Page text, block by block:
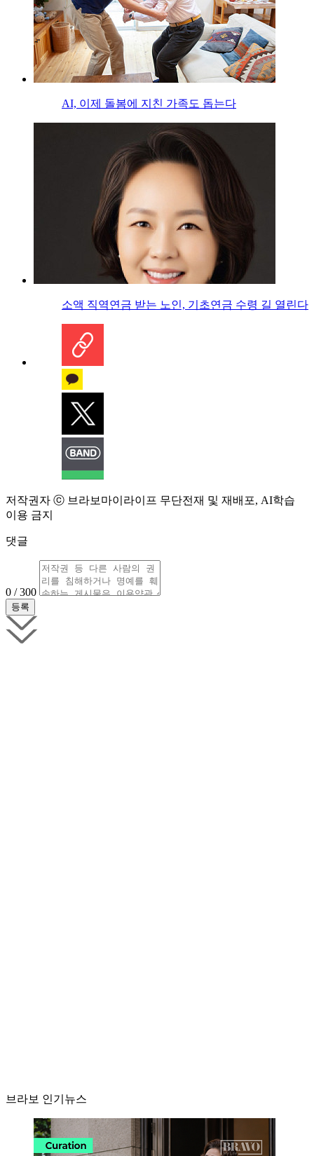
AI, 이제 돌봄에 지친 가족도 돕는다
소액 직역연금 받는 노인, 기초연금 수령 길 열린다
저작권자 ⓒ 브라보마이라이프 무단전재 및 재배포, AI학습
이용 금지
댓글
0 / 300
브라보 인기뉴스